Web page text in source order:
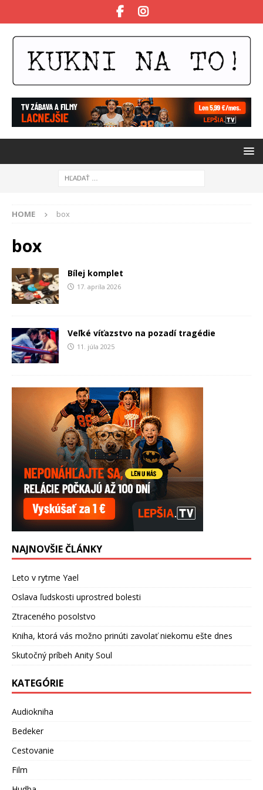
HOME box
box
Bílej komplet
17. apríla 2026
Veľké víťazstvo na pozadí tragédie
11. júla 2025
NAJNOVŠIE ČLÁNKY
Leto v rytme Yael
Oslava ľudskosti uprostred bolesti
Ztraceného posolstvo
Kniha, ktorá vás možno prinúti zavolať niekomu ešte dnes
Skutočný príbeh Anity Soul
KATEGÓRIE
Audiokniha
Bedeker
Cestovanie
Film